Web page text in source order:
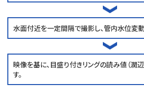
水面付近を一定間隔で撮影し、管内水位変
映像を基に、目盛り付きリングの読み値（潤
す。